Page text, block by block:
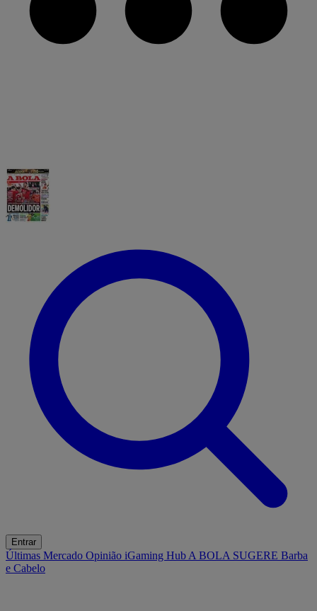
Entrar
Últimas Mercado Opinião iGaming Hub A BOLA SUGERE Barba
e Cabelo